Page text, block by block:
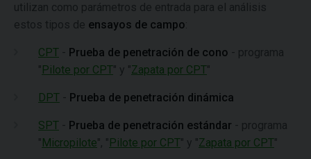
utilizan como parámetros de entrada para el análisis
estos tipos de ensayos de campo
CPT - Prueba de penetración de cono - programa
"Pilote por CPT" y "Zapata por CPT"
DPT - Prueba de penetración dinámica
SPT - Prueba de penetración estándar - programa
"Micropilote", "Pilote por CPT" y "Zapata por CPT"